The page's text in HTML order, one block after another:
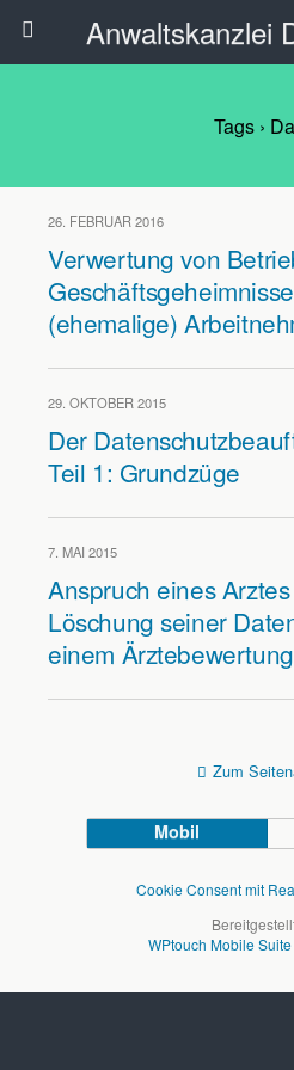
Tags ›
26. FEBRUAR 2016
Verwertung von
(ehemalige)
29. OKTOBER 2015
Der
Teil 1: Grundzüge
7. MAI 2015
Anspruch eines
Löschung seiner
einem
Zum
Mobil
Cookie Consent mit
WPtouch Mobile